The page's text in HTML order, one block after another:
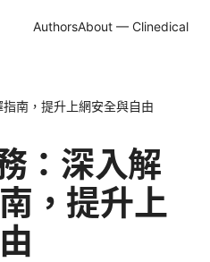
AuthorsAbout — Clinedical
南，提升上網安全與自由
：深入解
，提升上